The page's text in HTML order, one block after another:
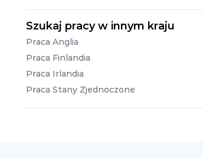
Szukaj pracy w innym kraju
Praca Anglia
Praca Finlandia
Praca Irlandia
Praca Stany Zjednoczone